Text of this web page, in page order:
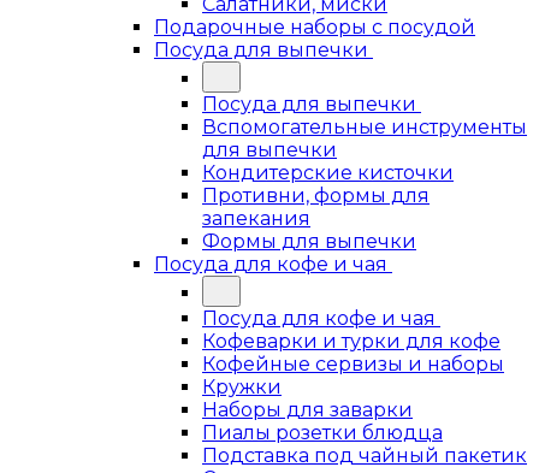
Подарочные наборы с посудой
Посуда для выпечки
Посуда для выпечки
Вспомогательные инструменты
для выпечки
Кондитерские кисточки
Противни, формы для
запекания
Формы для выпечки
Посуда для кофе и чая
Посуда для кофе и чая
Кофеварки и турки для кофе
Кофейные сервизы и наборы
Кружки
Наборы для заварки
Пиалы розетки блюдца
Подставка под чайный пакетик